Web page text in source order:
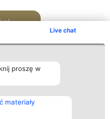
Live chat
proszę w
materiały
Kontakt
Kontakt